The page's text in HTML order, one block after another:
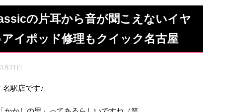
の片耳から音が聞こえないイヤ
イポッド修理もクイック名古屋
月21日
名駅店です♪